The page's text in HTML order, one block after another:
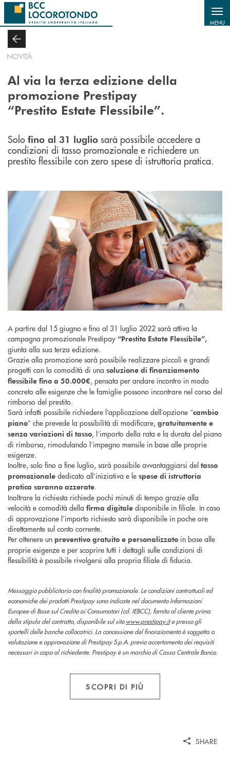
Salta al contenuto principale
MENU
NOVITÀ
Al via la terza edizione della
promozione Prestipay
“Prestito Estate Flessibile”.
Solo fino al 31 luglio sarà possibile accedere a
condizioni di tasso promozionale e richiedere un
prestito flessibile con zero spese di istruttoria pratica.
A partire dal 15 giugno e fino al 31 luglio 2022 sarà attiva la
campagna promozionale Prestipay “Prestito Estate Flessibile”,
giunta alla sua terza edizione.
Grazie alla promozione sarà possibile realizzare piccoli e grandi
progetti con la comodità di una soluzione di finanziamento
flessibile fino a 50.000€, pensata per andare incontro in modo
concreto alle esigenze che le famiglie possono incontrare nel corso del
rimborso del prestito.
Sarà infatti possibile richiedere l’applicazione dell’opzione “cambio
piano” che prevede la possibilità di modificare, gratuitamente e
senza variazioni di tasso, l’importo della rata e la durata del piano
di rimborso, rimodulando l’impegno mensile in base alle proprie
esigenze.
Inoltre, solo fino a fine luglio, sarà possibile avvantaggiarsi del tasso
promozionale dedicato all’iniziativa e le spese di istruttoria
pratica saranno azzerate.
Inoltrare la richiesta richiede pochi minuti di tempo grazie alla
velocità e comodità della firma digitale disponibile in filiale. In caso
di approvazione l’importo richiesto sarà disponibile in poche ore
direttamente sul conto corrente.
Per ottenere un preventivo gratuito e personalizzato in base alle
proprie esigenze e per scoprire tutti i dettagli sulle condizioni di
flessibilità è possibile rivolgersi alla propria filiale di fiducia.
Messaggio pubblicitario con finalità promozionale. Le condizioni contrattuali ed
economiche dei prodotti Prestipay sono indicate nel documento Informazioni
Europee di Base sul Credito ai Consumatori (cd. IEBCC), fornito al cliente prima
della stipula del contratto, disponibile sul sitowww.prestipay.ite presso gli
sportelli delle banche collocatrici. La concessione del finanziamento è soggetta a
valutazione e approvazione di Prestipay S.p.A. previo accertamento dei requisiti
necessari in capo al richiedente. Prestipay è un marchio di Cassa Centrale Banca.
SCOPRI DI PIÙ
SHARE